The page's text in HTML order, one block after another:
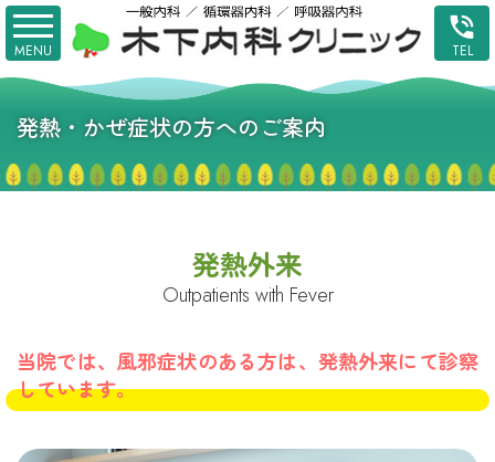
発熱・かぜ症状の方へのご案内
発熱外来
Outpatients with Fever
当院では、風邪症状のある方は、発熱外来にて診察
しています。